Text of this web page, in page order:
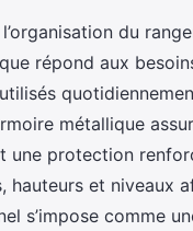
du
répond aux
métallique
une protection
et niveaux
s’impose comme